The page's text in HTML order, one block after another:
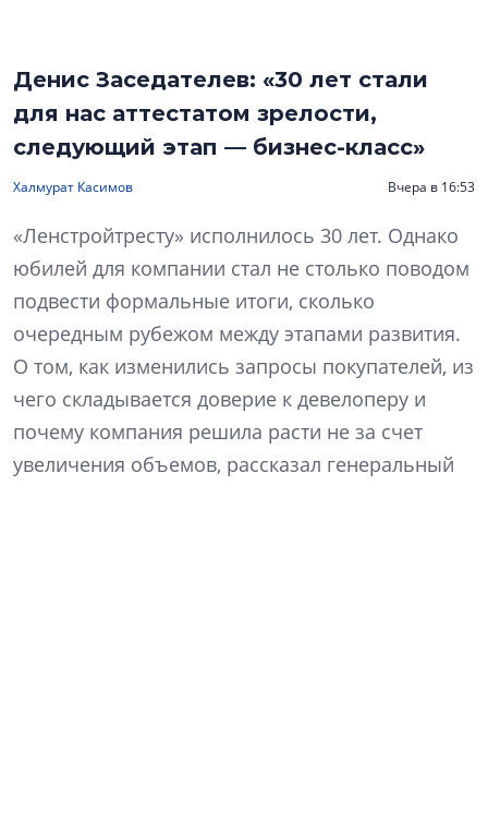
Денис Заседателев: «30 лет стали
для нас аттестатом зрелости,
следующий этап — бизнес-класс»
Халмурат Касимов Вчера в 16:53
«Ленстройтресту» исполнилось 30 лет. Однако
юбилей для компании стал не столько поводом
подвести формальные итоги, сколько
очередным рубежом между этапами развития.
О том, как изменились запросы покупателей, из
чего складывается доверие к девелоперу и
почему компания решила расти не за счет
увеличения объемов, рассказал генеральный